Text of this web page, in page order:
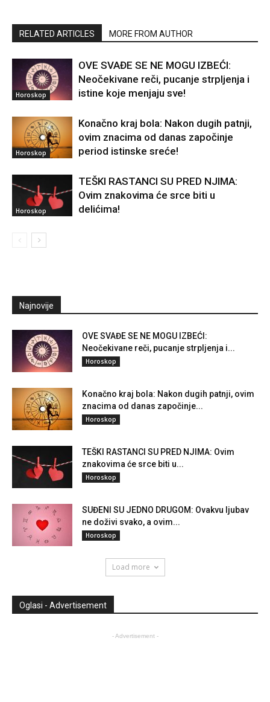
RELATED ARTICLES MORE FROM AUTHOR
Horoskop
OVE SVAĐE SE NE MOGU IZBEĆI:
Neočekivane reči, pucanje strpljenja i
istine koje menjaju sve!
Horoskop
Konačno kraj bola: Nakon dugih patnji,
ovim znacima od danas započinje
period istinske sreće!
Horoskop
TEŠKI RASTANCI SU PRED NJIMA:
Ovim znakovima će srce biti u
delićima!
Najnovije
OVE SVAĐE SE NE MOGU IZBEĆI:
Neočekivane reči, pucanje strpljenja i...
Horoskop
Konačno kraj bola: Nakon dugih patnji, ovim
znacima od danas započinje...
Horoskop
TEŠKI RASTANCI SU PRED NJIMA: Ovim
znakovima će srce biti u...
Horoskop
SUĐENI SU JEDNO DRUGOM: Ovakvu ljubav
ne doživi svako, a ovim...
Horoskop
Load more
Oglasi - Advertisement
- Advertisement -